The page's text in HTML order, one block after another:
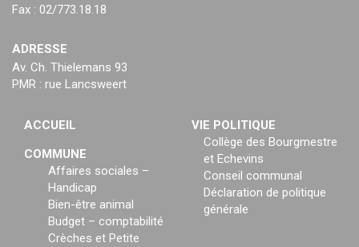
Fax : 02/773.18.18
ADRESSE
Av. Ch. Thielemans 93
PMR : rue Lancsweert
ACCUEIL
COMMUNE
Affaires sociales –
Handicap
Bien-être animal
Budget – comptabilité
Crèches et Petite
VIE POLITIQUE
Collège des Bourgmestre
et Echevins
Conseil communal
Déclaration de politique
générale